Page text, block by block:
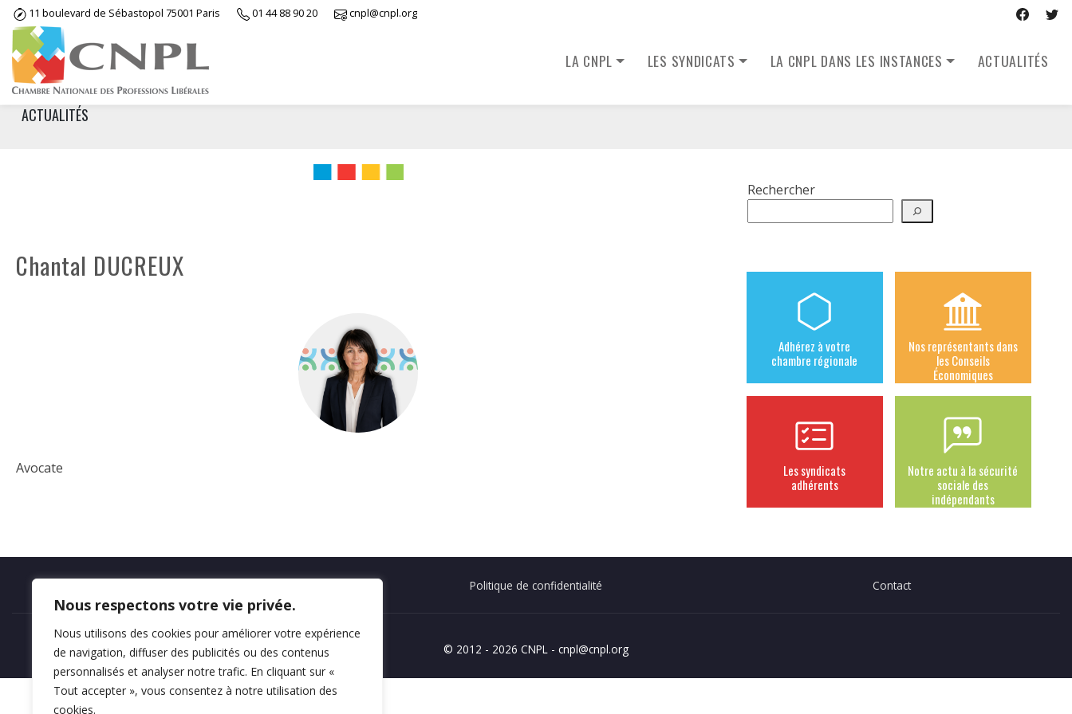
Nous respectons votre vie privée.
Nous utilisons des cookies pour améliorer votre expérience
de navigation, diffuser des publicités ou des contenus
personnalisés et analyser notre trafic. En cliquant sur «
Tout accepter », vous consentez à notre utilisation des
cookies.
Skip
content
11 boulevard de Sébastopol 75001 Paris 01 44 88 90 20 cnpl@cnpl.org
LA CNPL LES SYNDICATS LA CNPL DANS LES INSTANCES ACTUALITÉS
ACTUALITÉS
Chantal DUCREUX
Avocate
Rechercher
Adhérez à votre
chambre régionale
Nos représentants dans
les Conseils
Économiques
Les syndicats
adhérents
Notre actu à la sécurité
sociale des
indépendants
Politique de confidentialité Contact
© 2012 - 2026 CNPL - cnpl@cnpl.org